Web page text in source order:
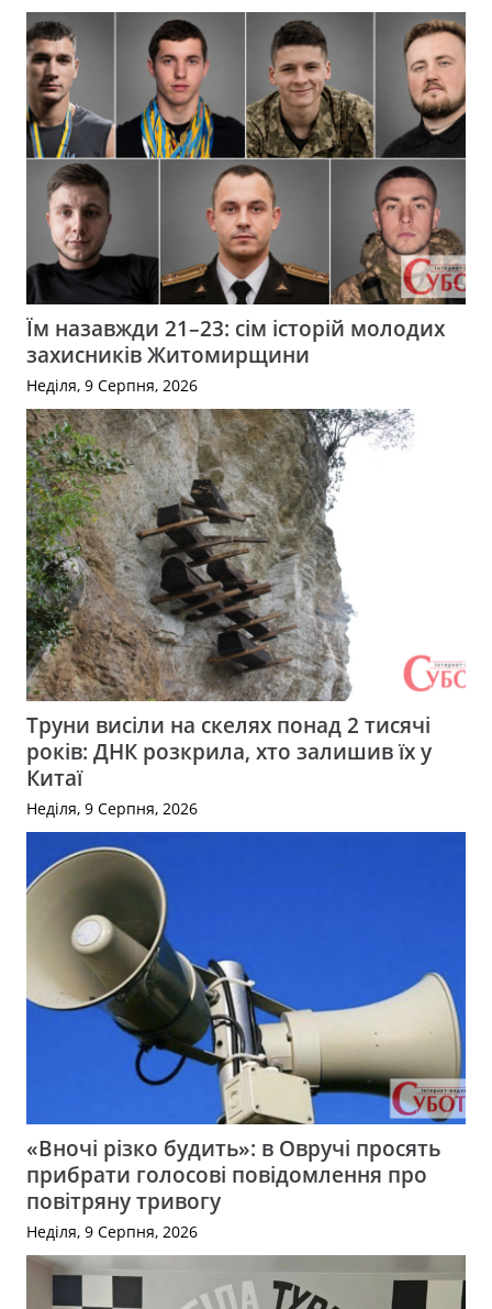
Їм назавжди 21–23: сім історій молодих
захисників Житомирщини
Неділя, 9 Серпня, 2026
Труни висіли на скелях понад 2 тисячі
років: ДНК розкрила, хто залишив їх у
Китаї
Неділя, 9 Серпня, 2026
«Вночі різко будить»: в Овручі просять
прибрати голосові повідомлення про
повітряну тривогу
Неділя, 9 Серпня, 2026